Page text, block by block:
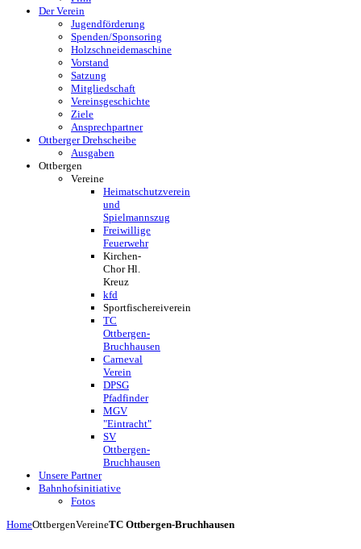
Der Verein
Jugendförderung
Spenden/Sponsoring
Holzschneidemaschine
Vorstand
Satzung
Mitgliedschaft
Vereinsgeschichte
Ziele
Ansprechpartner
Ottberger Drehscheibe
Ausgaben
Ottbergen
Vereine
Heimatschutzverein
und
Spielmannszug
Freiwillige
Feuerwehr
Kirchen-
Chor Hl.
Kreuz
kfd
Sportfischereiverein
TC
Ottbergen-
Bruchhausen
Carneval
Verein
DPSG
Pfadfinder
MGV
"Eintracht"
SV
Ottbergen-
Bruchhausen
Unsere Partner
Bahnhofsinitiative
Fotos
HomeOttbergenVereineTC Ottbergen-Bruchhausen